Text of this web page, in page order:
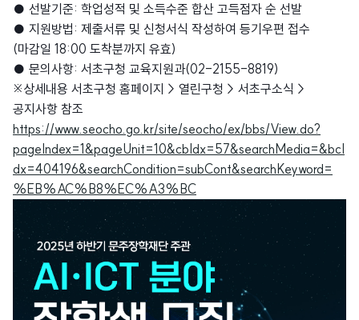
● 선발기준: 학업성적 및 소득수준 합산 고득점자 순 선발
● 지원방법: 제출서류 및 신청서식 작성하여 등기우편 접수
(마감일 18:00 도착분까지 유효)
● 문의사항: 서초구청 교육지원과(02-2155-8819)
※상세내용 서초구청 홈페이지 > 열린구청 > 서초구소식 >
공지사항 참조
https://www.seocho.go.kr/site/seocho/ex/bbs/View.do?
pageIndex=1&pageUnit=10&cbIdx=57&searchMedia=&bcI
dx=404196&searchCondition=subCont&searchKeyword=
%EB%AC%B8%EC%A3%BC